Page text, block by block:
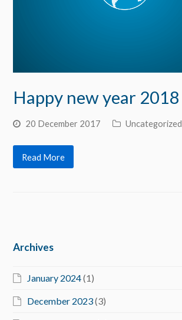
Happy new year 2018
20 December 2017 Uncategorized
Read More
Archives
January 2024(1)
December 2023(3)